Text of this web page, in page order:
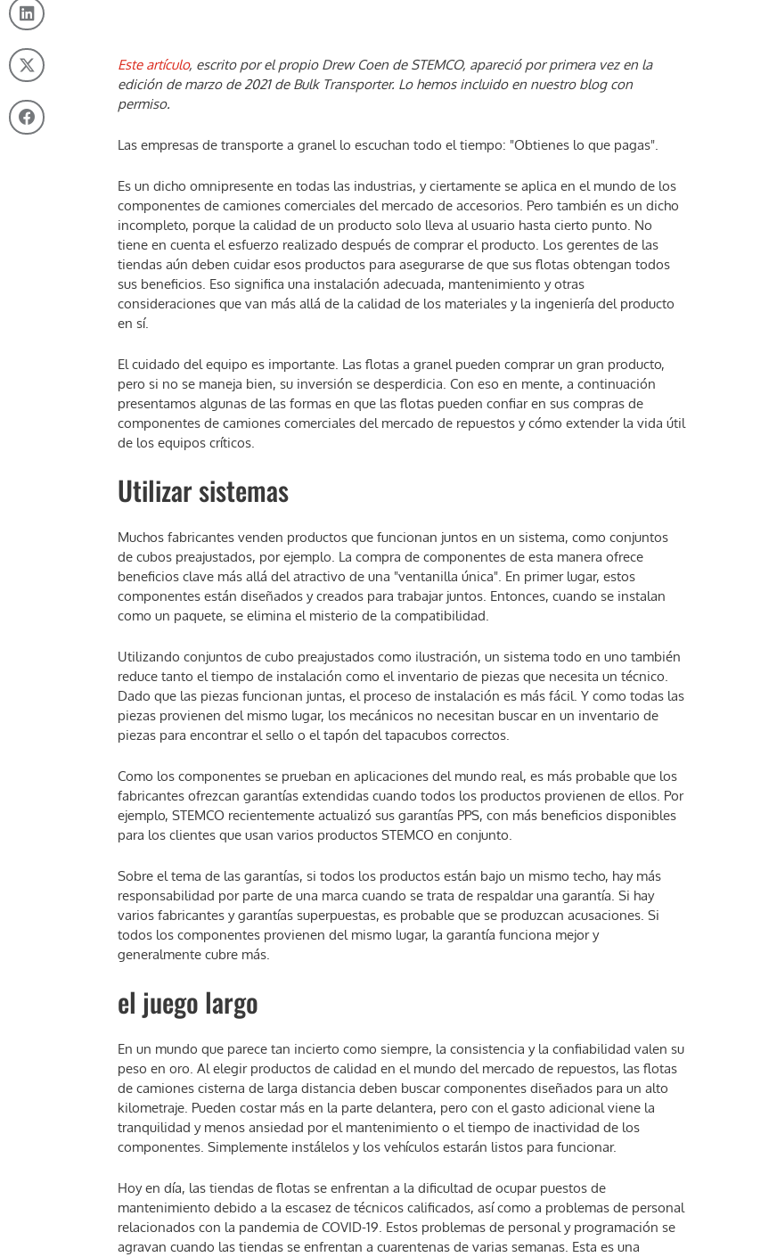
Este artículo, escrito por el propio Drew Coen de STEMCO, apareció por primera vez en la
edición de marzo de 2021 de Bulk Transporter. Lo hemos incluido en nuestro blog con
permiso.
Las empresas de transporte a granel lo escuchan todo el tiempo: "Obtienes lo que pagas".
Es un dicho omnipresente en todas las industrias, y ciertamente se aplica en el mundo de los
componentes de camiones comerciales del mercado de accesorios. Pero también es un dicho
incompleto, porque la calidad de un producto solo lleva al usuario hasta cierto punto. No
tiene en cuenta el esfuerzo realizado después de comprar el producto. Los gerentes de las
tiendas aún deben cuidar esos productos para asegurarse de que sus flotas obtengan todos
sus beneficios. Eso significa una instalación adecuada, mantenimiento y otras
consideraciones que van más allá de la calidad de los materiales y la ingeniería del producto
en sí.
El cuidado del equipo es importante. Las flotas a granel pueden comprar un gran producto,
pero si no se maneja bien, su inversión se desperdicia. Con eso en mente, a continuación
presentamos algunas de las formas en que las flotas pueden confiar en sus compras de
componentes de camiones comerciales del mercado de repuestos y cómo extender la vida útil
de los equipos críticos.
Utilizar sistemas
Muchos fabricantes venden productos que funcionan juntos en un sistema, como conjuntos
de cubos preajustados, por ejemplo. La compra de componentes de esta manera ofrece
beneficios clave más allá del atractivo de una "ventanilla única". En primer lugar, estos
componentes están diseñados y creados para trabajar juntos. Entonces, cuando se instalan
como un paquete, se elimina el misterio de la compatibilidad.
Utilizando conjuntos de cubo preajustados como ilustración, un sistema todo en uno también
reduce tanto el tiempo de instalación como el inventario de piezas que necesita un técnico.
Dado que las piezas funcionan juntas, el proceso de instalación es más fácil. Y como todas las
piezas provienen del mismo lugar, los mecánicos no necesitan buscar en un inventario de
piezas para encontrar el sello o el tapón del tapacubos correctos.
Como los componentes se prueban en aplicaciones del mundo real, es más probable que los
fabricantes ofrezcan garantías extendidas cuando todos los productos provienen de ellos. Por
ejemplo, STEMCO recientemente actualizó sus garantías PPS, con más beneficios disponibles
para los clientes que usan varios productos STEMCO en conjunto.
Sobre el tema de las garantías, si todos los productos están bajo un mismo techo, hay más
responsabilidad por parte de una marca cuando se trata de respaldar una garantía. Si hay
varios fabricantes y garantías superpuestas, es probable que se produzcan acusaciones. Si
todos los componentes provienen del mismo lugar, la garantía funciona mejor y
generalmente cubre más.
el juego largo
En un mundo que parece tan incierto como siempre, la consistencia y la confiabilidad valen su
peso en oro. Al elegir productos de calidad en el mundo del mercado de repuestos, las flotas
de camiones cisterna de larga distancia deben buscar componentes diseñados para un alto
kilometraje. Pueden costar más en la parte delantera, pero con el gasto adicional viene la
tranquilidad y menos ansiedad por el mantenimiento o el tiempo de inactividad de los
componentes. Simplemente instálelos y los vehículos estarán listos para funcionar.
Hoy en día, las tiendas de flotas se enfrentan a la dificultad de ocupar puestos de
mantenimiento debido a la escasez de técnicos calificados, así como a problemas de personal
relacionados con la pandemia de COVID-19. Estos problemas de personal y programación se
agravan cuando las tiendas se enfrentan a cuarentenas de varias semanas. Esta es una